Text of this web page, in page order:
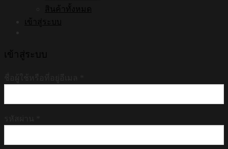
สินค้าทั้งหมด
เข้าสู่ระบบ
เข้าสู่ระบบ